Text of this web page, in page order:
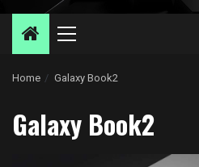
Primair
Home Galaxy Book2
Galaxy Book2